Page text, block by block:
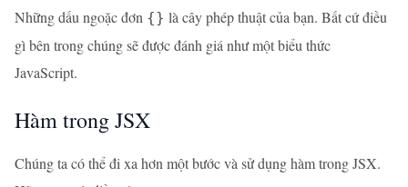
Những dấu ngoặc đơn {} là cây phép thuật của bạn. Bất cứ điều
gì bên trong chúng sẽ được đánh giá như một biểu thức
JavaScript.
Hàm trong JSX
Chúng ta có thể đi xa hơn một bước và sử dụng hàm trong JSX.